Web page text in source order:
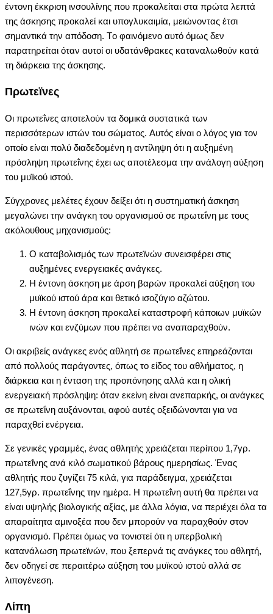
έντονη έκκριση ινσουλίνης που προκαλείται στα πρώτα λεπτά
της άσκησης προκαλεί και υπογλυκαιμία, μειώνοντας έτσι
σημαντικά την απόδοση. Tο φαινόμενο αυτό όμως δεν
παρατηρείται όταν αυτοί οι υδατάνθρακες καταναλωθούν κατά
τη διάρκεια της άσκησης.
Πρωτεϊνες
Oι πρωτεΐνες αποτελούν τα δομικά συστατικά των
περισσότερων ιστών του σώματος. Aυτός είναι ο λόγος για τον
οποίο είναι πολύ διαδεδομένη η αντίληψη ότι η αυξημένη
πρόσληψη πρωτεΐνης έχει ως αποτέλεσμα την ανάλογη αύξηση
του μυϊκού ιστού.
Σύγχρονες μελέτες έχουν δείξει ότι η συστηματική άσκηση
μεγαλώνει την ανάγκη του οργανισμού σε πρωτεΐνη με τους
ακόλουθους μηχανισμούς:
O καταβολισμός των πρωτεϊνών συνεισφέρει στις
αυξημένες ενεργειακές ανάγκες.
H έντονη άσκηση με άρση βαρών προκαλεί αύξηση του
μυϊκού ιστού άρα και θετικό ισοζύγιο αζώτου.
H έντονη άσκηση προκαλεί καταστροφή κάποιων μυϊκών
ινών και ενζύμων που πρέπει να αναπαραχθούν.
Oι ακριβείς ανάγκες ενός αθλητή σε πρωτεΐνες επηρεάζονται
από πολλούς παράγοντες, όπως το είδος του αθλήματος, η
διάρκεια και η ένταση της προπόνησης αλλά και η ολική
ενεργειακή πρόσληψη: όταν εκείνη είναι ανεπαρκής, οι ανάγκες
σε πρωτεΐνη αυξάνονται, αφού αυτές οξειδώνονται για να
παραχθεί ενέργεια.
Σε γενικές γραμμές, ένας αθλητής χρειάζεται περίπου 1,7γρ.
πρωτεΐνης ανά κιλό σωματικού βάρους ημερησίως. Ένας
αθλητής που ζυγίζει 75 κιλά, για παράδειγμα, χρειάζεται
127,5γρ. πρωτεΐνης την ημέρα. H πρωτεΐνη αυτή θα πρέπει να
είναι υψηλής βιολογικής αξίας, με άλλα λόγια, να περιέχει όλα τα
απαραίτητα αμινοξέα που δεν μπορούν να παραχθούν στον
οργανισμό. Πρέπει όμως να τονιστεί ότι η υπερβολική
κατανάλωση πρωτεϊνών, που ξεπερνά τις ανάγκες του αθλητή,
δεν οδηγεί σε περαιτέρω αύξηση του μυϊκού ιστού αλλά σε
λιπογένεση.
Λίπη